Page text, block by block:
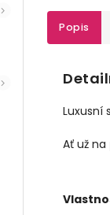
Popis
Luxusní
Ať už na